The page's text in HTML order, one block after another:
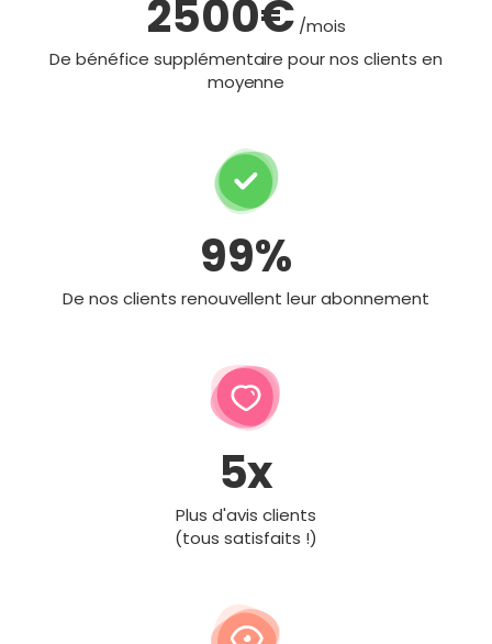
2500€ /mois
De bénéfice supplémentaire pour nos clients en
moyenne
99%
De nos clients renouvellent leur abonnement
5x
Plus d'avis clients
(tous satisfaits !)